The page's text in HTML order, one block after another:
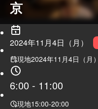
京
2024年11月4日（月）
現地2024年11月4日（月）
6:00 - 11:00
現地15:00-20:00